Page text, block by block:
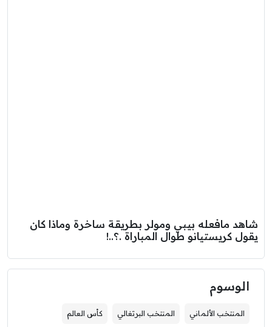
شاهد مافعله بيبي ومولر بطريقة ساخرة وماذا كان
يقول كريستيانو طوال المباراة .؟..!
الوسوم
المنتخب الألماني المنتخب البرتغالي كأس العالم